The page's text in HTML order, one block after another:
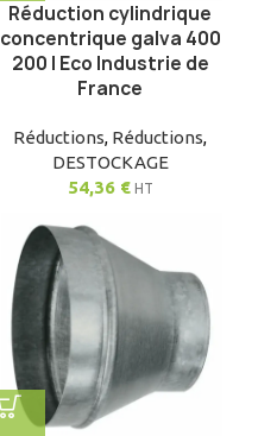
Réduction cylindrique
concentrique galva 400
200 | Eco Industrie de
France
Réductions, Réductions,
DESTOCKAGE
54,36 € HT